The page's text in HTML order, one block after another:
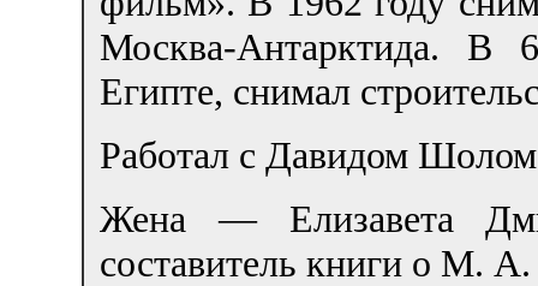
Москва-Антарктида.
Египте, снимал
Работал с Давидом
Жена — Елизавета
составитель книги о М.